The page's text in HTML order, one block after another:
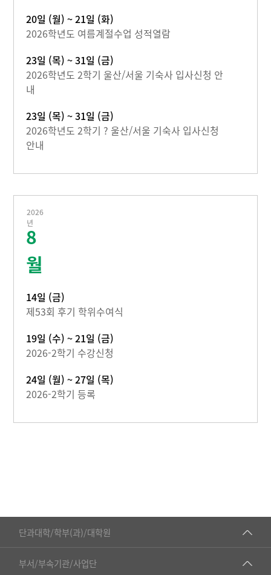
20일 (월) ~ 21일 (화)
2026학년도 여름계절수업 성적열람
23일 (목) ~ 31일 (금)
2026학년도 2학기 울산/서울 기숙사 입사신청 안
내
23일 (목) ~ 31일 (금)
2026학년도 2학기 ? 울산/서울 기숙사 입사신청
안내
2026
년
8
월
14일 (금)
제53회 후기 학위수여식
19일 (수) ~ 21일 (금)
2026-2학기 수강신청
24일 (월) ~ 27일 (목)
2026-2학기 등록
단과대학/학부(과)/대학원
■인문대학
▷국어국문학부
부서/부속기관/사업단
공동기기센터